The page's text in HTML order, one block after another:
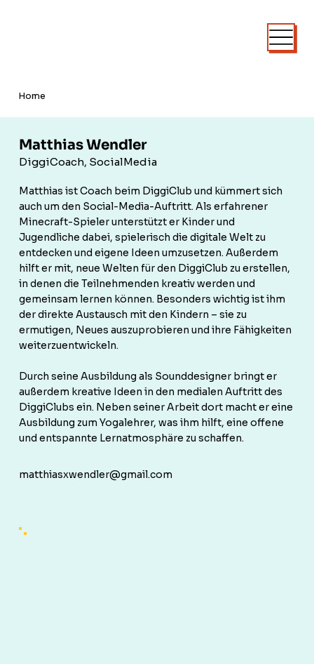
Home
Matthias Wendler
DiggiCoach, SocialMedia
Matthias ist Coach beim DiggiClub und kümmert sich
auch um den Social-Media-Auftritt. Als erfahrener
Minecraft-Spieler unterstützt er Kinder und
Jugendliche dabei, spielerisch die digitale Welt zu
entdecken und eigene Ideen umzusetzen. Außerdem
hilft er mit, neue Welten für den DiggiClub zu erstellen,
in denen die Teilnehmenden kreativ werden und
gemeinsam lernen können. Besonders wichtig ist ihm
der direkte Austausch mit den Kindern – sie zu
ermutigen, Neues auszuprobieren und ihre Fähigkeiten
weiterzuentwickeln.
Durch seine Ausbildung als Sounddesigner bringt er
außerdem kreative Ideen in den medialen Auftritt des
DiggiClubs ein. Neben seiner Arbeit dort macht er eine
Ausbildung zum Yogalehrer, was ihm hilft, eine offene
und entspannte Lernatmosphäre zu schaffen.
matthiasxwendler@gmail.com